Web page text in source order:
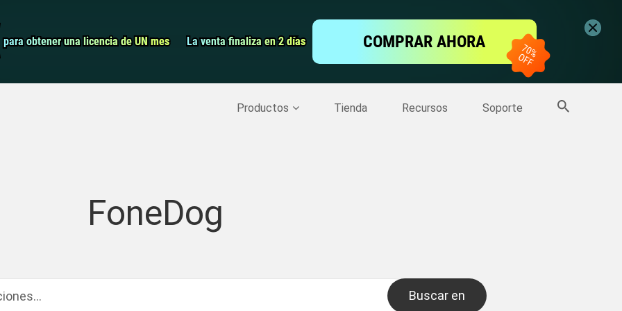
para obtener una licencia de UN mes
para obtener una licencia de UN mes La venta finaliza en 2 días
La venta finaliza en 2 días COMPRAR AHORA
Productos Tienda Recursos Soporte
Grabador de pantalla
Copia de seguridad del iPhone >> Más productos
FoneDog
Buscar en